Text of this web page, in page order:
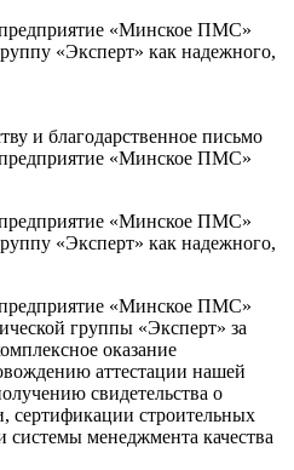
предприятие «Минское ПМС»
«Эксперт» как надежного,
и благодарственное письмо
предприятие «Минское ПМС»
предприятие «Минское ПМС»
«Эксперт» как надежного,
предприятие «Минское ПМС»
группы «Эксперт» за
оказание
аттестации нашей
свидетельства о
сертификации строительных
системы менеджмента качества